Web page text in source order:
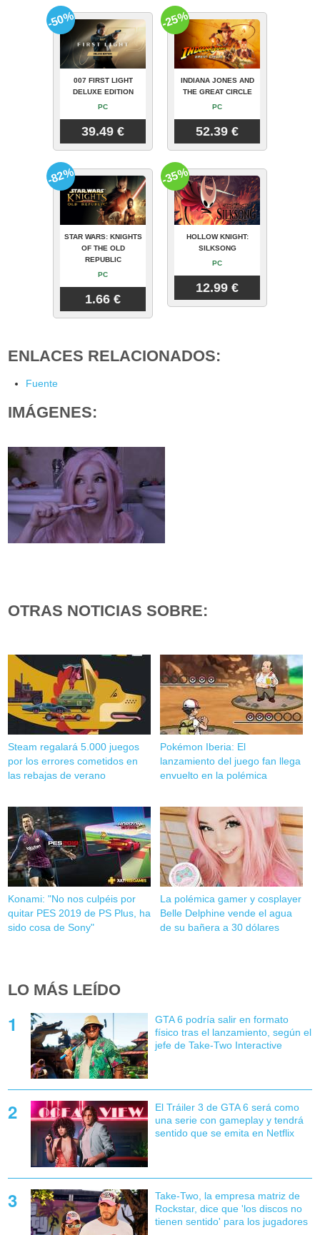
007 FIRST LIGHT
DELUXE EDITION
PC
39.49 €
-50%
INDIANA JONES AND
THE GREAT CIRCLE
PC
52.39 €
-25%
STAR WARS: KNIGHTS
OF THE OLD
REPUBLIC
PC
1.66 €
-82%
HOLLOW KNIGHT:
SILKSONG
PC
12.99 €
-35%
ENLACES RELACIONADOS:
Fuente
IMÁGENES:
OTRAS NOTICIAS SOBRE:
Steam regalará 5.000 juegos
por los errores cometidos en
las rebajas de verano
Pokémon Iberia: El
lanzamiento del juego fan llega
envuelto en la polémica
Konami: "No nos culpéis por
quitar PES 2019 de PS Plus, ha
sido cosa de Sony"
La polémica gamer y cosplayer
Belle Delphine vende el agua
de su bañera a 30 dólares
LO MÁS LEÍDO
GTA 6 podría salir en formato
físico tras el lanzamiento, según el
jefe de Take-Two Interactive
El Tráiler 3 de GTA 6 será como
una serie con gameplay y tendrá
sentido que se emita en Netflix
Take-Two, la empresa matriz de
Rockstar, dice que 'los discos no
tienen sentido' para los jugadores